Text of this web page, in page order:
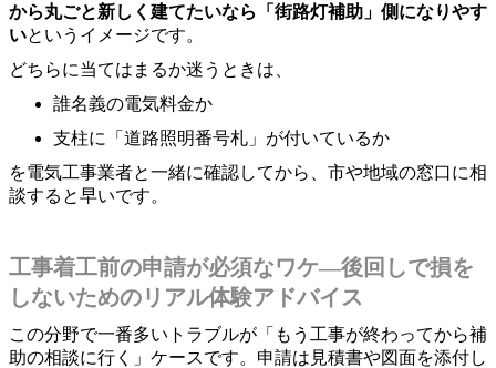
から丸ごと新しく建てたいなら「街路灯補助」側になりやす
いというイメージです。
どちらに当てはまるか迷うときは、
誰名義の電気料金か
支柱に「道路照明番号札」が付いているか
を電気工事業者と一緒に確認してから、市や地域の窓口に相
談すると早いです。
工事着工前の申請が必須なワケ―後回しで損を
しないためのリアル体験アドバイス
この分野で一番多いトラブルが「もう工事が終わってから補
助の相談に行く」ケースです。申請は見積書や図面を添付し